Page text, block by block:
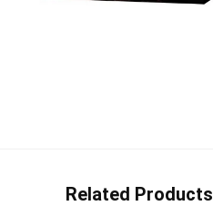
Related Products